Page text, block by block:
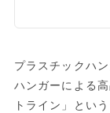
プラスチックハ
ハンガーによる
トライン」とい